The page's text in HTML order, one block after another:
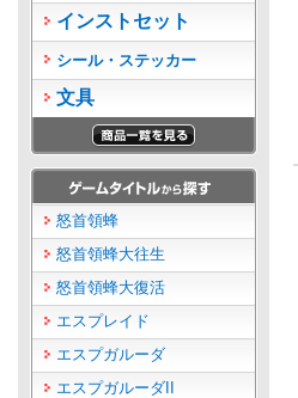
インストセット
シール・ステッカー
文具
怒首領蜂
怒首領蜂大往生
怒首領蜂大復活
エスプレイド
エスプガルーダ
エスプガルーダII